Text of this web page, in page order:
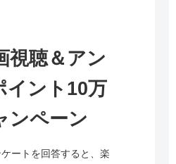
視聴＆アン
イント10万
ンペーン
ートを回答すると、楽